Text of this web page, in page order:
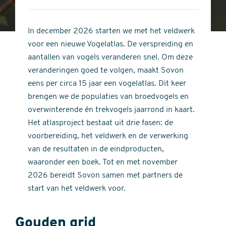
stars
of
stars
In december 2026 starten we met het veldwerk
voor een nieuwe Vogelatlas. De verspreiding en
aantallen van vogels veranderen snel. Om deze
veranderingen goed te volgen, maakt Sovon
eens per circa 15 jaar een vogelatlas. Dit keer
brengen we de populaties van broedvogels en
overwinterende én trekvogels jaarrond in kaart.
Het atlasproject bestaat uit drie fasen: de
voorbereiding, het veldwerk en de verwerking
van de resultaten in de eindproducten,
waaronder een boek. Tot en met november
2026 bereidt Sovon samen met partners de
start van het veldwerk voor.